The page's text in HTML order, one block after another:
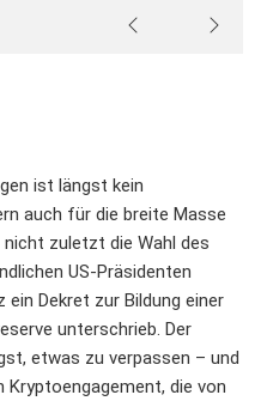
ist längst kein
auch für die breite Masse
zuletzt die Wahl des
US-Präsidenten
ein Dekret zur Bildung einer
unterschrieb. Der
etwas zu verpassen – und
die von